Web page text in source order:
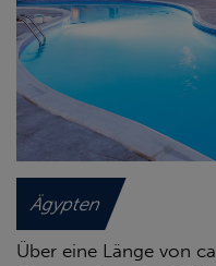
Ägypten
Über eine Länge von ca.